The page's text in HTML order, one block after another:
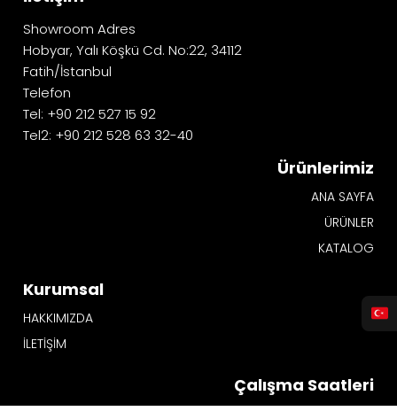
Showroom Adres
Hobyar, Yalı Köşkü Cd. No:22, 34112
Fatih/İstanbul
Telefon
Tel: +90 212 527 15 92
Tel2: +90 212 528 63 32-40
Ürünlerimiz
ANA SAYFA
ÜRÜNLER
KATALOG
Kurumsal
HAKKIMIZDA
İLETİŞİM
Çalışma Saatleri